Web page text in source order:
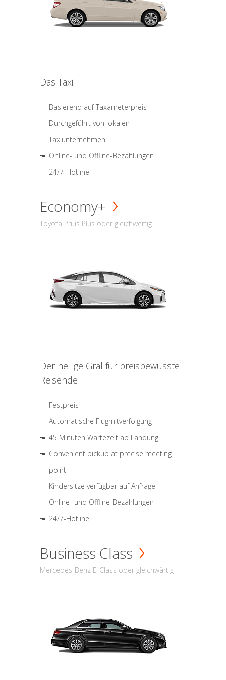
Das Taxi
Basierend auf Taxameterpreis
Durchgeführt von lokalen
Taxiunternehmen
Online- und Offline-Bezahlungen
24/7-Hotline
Economy+
Toyota Prius Plus oder gleichwertig
Der heilige Gral für preisbewusste
Reisende
Festpreis
Automatische Flugmitverfolgung
45 Minuten Wartezeit ab Landung
Convenient pickup at precise meeting
point
Kindersitze verfügbar auf Anfrage
Online- und Offline-Bezahlungen
24/7-Hotline
Business Class
Mercedes-Benz E-Class oder gleichwärtig